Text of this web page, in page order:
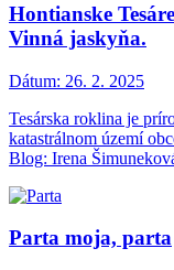
Hontianske
Vinná jaskyňa.
Dátum: 26. 2. 2025
Tesárska roklina je
katastrálnom území
Blog: Irena
Parta moja, parta